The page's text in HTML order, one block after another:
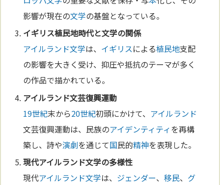
影響が現在の文学の基盤となっている。
イギリス植民地時代と文学の関係
アイルランド文学は、 イギリスによる植民地支配
の影響を大きく受け、抑圧や抵抗のテーマが多く
の作品で描かれている。
アイルランド文芸復興運動
19世紀末から20世紀初頭にかけて、 アイルランド
文芸復興運動は、民族のアイデンティティを再構
築し、詩や演劇を通じて国民的精神を表現した。
現代アイルランド文学の多様性
現代アイルランド文学は、 ジェンダー、移民、 グ